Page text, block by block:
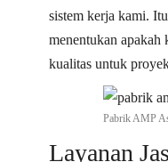
sistem kerja kami.
menentukan apakah
kualitas untuk
Pabrik AMP
Layanan